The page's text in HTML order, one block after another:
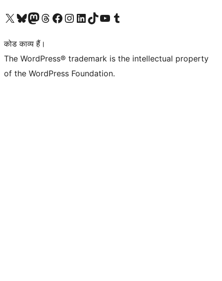
Visit our X (formerly Twitter) account
हमारे बलुस्की खाते पर जाएँVisit our Mastodon account
हमारे थ्रेड्स अकाउंट पर जाएंहमारे फेसबुक पेज पर जाएँहमारे इंस्टाग्राम अकाउंट पर जाएंहमारे लिंक्डइन खाते पर जाएँहमारे टिकटॉक खाते पर जाएँहमारे यूट्यूब चैनल पर जाएंहमारे Tumblr खाते पर जाएँ
कोड काव्य हैं।
The WordPress® trademark is the intellectual property
of the WordPress Foundation.